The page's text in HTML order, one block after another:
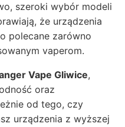
szeroki wybór modeli
że urządzenia
polecane zarówno
vaperom.
Vape Gliwice,
oraz
od tego, czy
urządzenia z wyższej